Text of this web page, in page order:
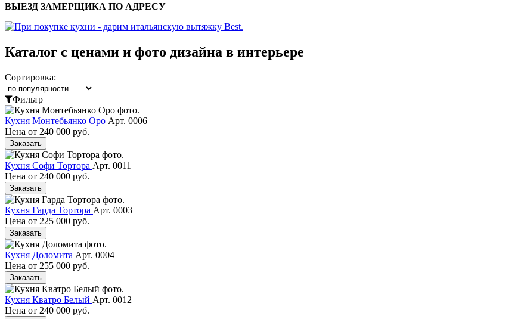
ВЫЕЗД ЗАМЕРЩИКА ПО АДРЕСУ
Каталог с ценами и фото дизайна в интерьере
Сортировка:
Фильтр
Кухня Монтебьянко Оро Арт. 0006
Цена от 240 000 руб.
Заказать
Кухня Софи Тортора Арт. 0011
Цена от 240 000 руб.
Заказать
Кухня Гарда Тортора Арт. 0003
Цена от 225 000 руб.
Заказать
Кухня Доломита Арт. 0004
Цена от 255 000 руб.
Заказать
Кухня Кватро Белый Арт. 0012
Цена от 240 000 руб.